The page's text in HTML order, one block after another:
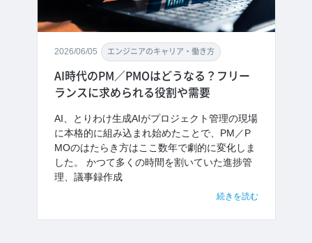
2026/06/05 エンジニアのキャリア・働き方
AI時代のPM／PMOはどうなる？フリー
ランスに求められる役割や需要
AI、とりわけ生成AIがプロジェクト管理の現場
に本格的に組み込まれ始めたことで、PM／P
MOのはたらき方はここ数年で劇的に変化しま
した。 かつて多くの時間を割いていた進捗管
理、議事録作成
続きを読む